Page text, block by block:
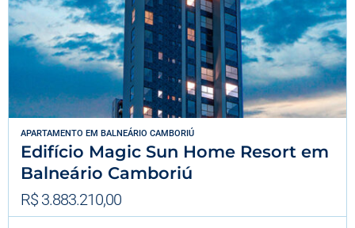
APARTAMENTO EM BALNEÁRIO CAMBORIÚ
Edifício Magic Sun Home Resort em
Balneário Camboriú
R$ 3.883.210,00